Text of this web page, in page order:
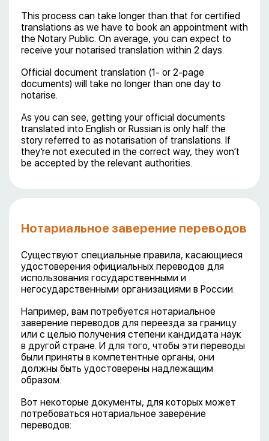
This process can take longer than that for certified
translations as we have to book an appointment with
the Notary Public. On average, you can expect to
receive your notarised translation within 2 days.
Official document translation (1- or 2-page
documents) will take no longer than one day to
notarise.
As you can see, getting your official documents
translated into English or Russian is only half the
story referred to as notarisation of translations. If
they’re not executed in the correct way, they won’t
be accepted by the relevant authorities.
Нотариальное заверение переводов
Существуют специальные правила, касающиеся
удостоверения официальных переводов для
использования государственными и
негосударственными организациями в России.
Например, вам потребуется нотариальное
заверение переводов для переезда за границу
или с целью получения степени кандидата наук
в другой стране. И для того, чтобы эти переводы
были приняты в компетентные органы, они
должны быть удостоверены надлежащим
образом.
Вот некоторые документы, для которых может
потребоваться нотариальное заверение
переводов: